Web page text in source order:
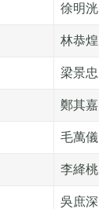
徐明洸
林恭煌
梁景忠
鄭其嘉
毛萬儀
李絳桃
吳庶深